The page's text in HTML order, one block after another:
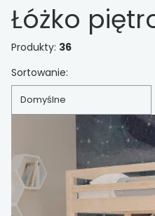
Łóżko
Produkty: 36
Lista
Sortowanie:
Domyślne